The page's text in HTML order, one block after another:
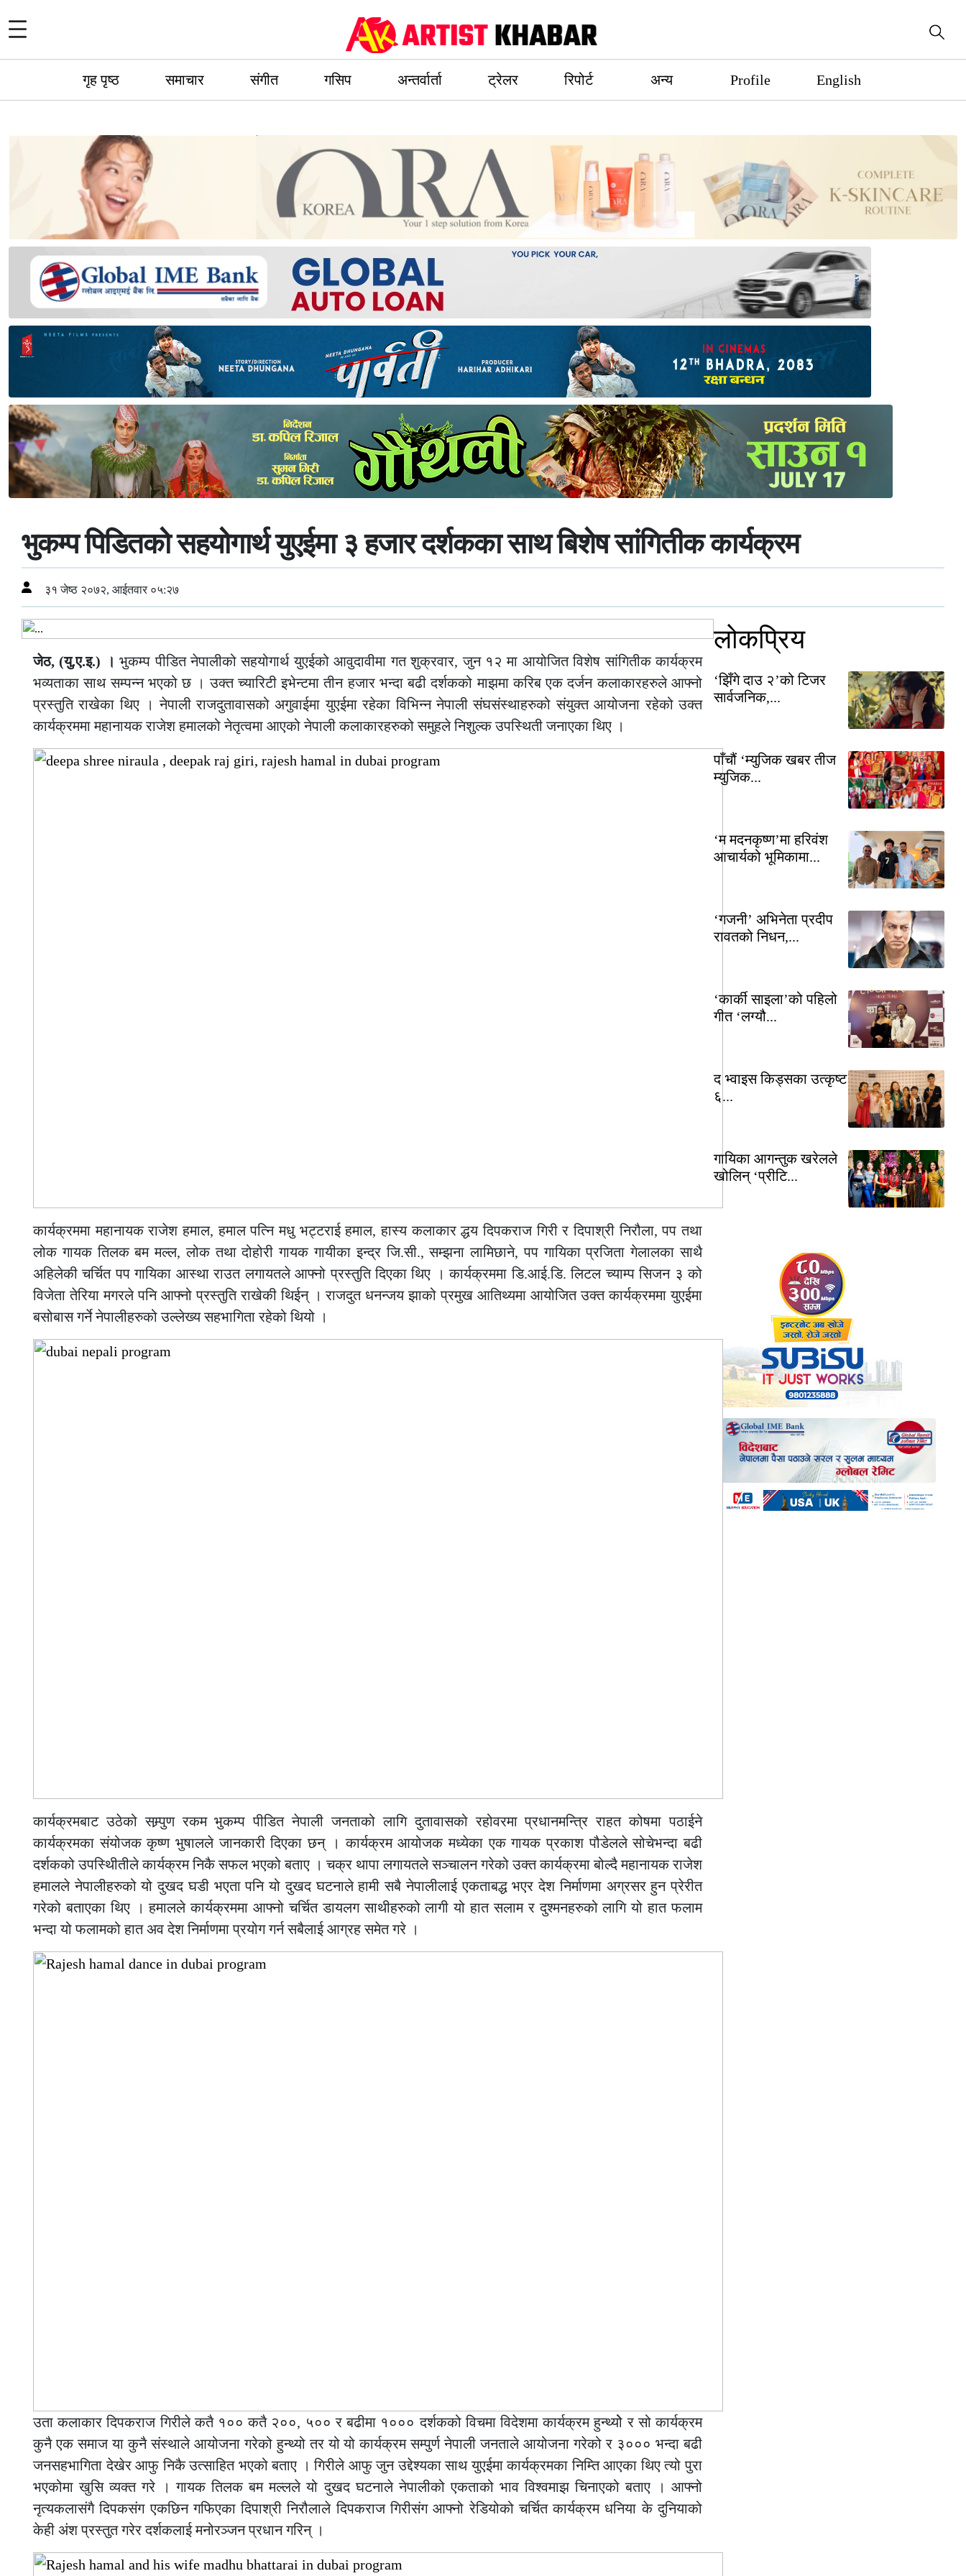
गृह पृष्ठ समाचार संगीत गसिप अन्तर्वार्ता ट्रेलर रिपोर्ट अन्य Profile English
भुकम्प पिडितको सहयोगार्थ युएईमा ३ हजार दर्शकका साथ बिशेष सांगितीक कार्यक्रम
३१ जेष्ठ २०७२, आईतवार ०५:२७
जेठ, (यु.ए.इ.) ।भुकम्प पीडित नेपालीको सहयोगार्थ युएईको आवुदावीमा गत शुक्रवार, जुन १२ मा आयोजित विशेष सांगितीक कार्यक्रम
भव्यताका साथ सम्पन्न भएको छ । उक्त च्यारिटी इभेन्टमा तीन हजार भन्दा बढी दर्शकको माझमा करिब एक दर्जन कलाकारहरुले आफ्नो
प्रस्तुति राखेका थिए । नेपाली राजदुतावासको अगुवाईमा युएईमा रहेका विभिन्न नेपाली संघसंस्थाहरुको संयुक्त आयोजना रहेको उक्त
कार्यक्रममा महानायक राजेश हमालको नेतृत्वमा आएको नेपाली कलाकारहरुको समुहले निशुल्क उपस्थिती जनाएका थिए ।
कार्यक्रममा महानायक राजेश हमाल, हमाल पत्नि मधु भट्टराई हमाल, हास्य कलाकार द्धय दिपकराज गिरी र दिपाश्री निरौला, पप तथा
लोक गायक तिलक बम मल्ल, लोक तथा दोहोरी गायक गायीका इन्द्र जि.सी., सम्झना लामिछाने, पप गायिका प्रजिता गेलालका साथै
अहिलेकी चर्चित पप गायिका आस्था राउत लगायतले आफ्नो प्रस्तुति दिएका थिए । कार्यक्रममा डि.आई.डि. लिटल च्याम्प सिजन ३ को
विजेता तेरिया मगरले पनि आफ्नो प्रस्तुति राखेकी थिईन् । राजदुत धनन्जय झाको प्रमुख आतिथ्यमा आयोजित उक्त कार्यक्रममा युएईमा
बसोबास गर्ने नेपालीहरुको उल्लेख्य सहभागिता रहेको थियो ।
कार्यक्रमबाट उठेको सम्र्पुण रकम भुकम्प पीडित नेपाली जनताको लागि दुतावासको रहोवरमा प्रधानमन्त्रि राहत कोषमा पठाईने
कार्यक्रमका संयोजक कृष्ण भुषालले जानकारी दिएका छन् । कार्यक्रम आयोजक मध्येका एक गायक प्रकाश पौडेलले सोचेभन्दा बढी
दर्शकको उपस्थिीतीले कार्यक्रम निकै सफल भएको बताए । चक्र थापा लगायतले सञ्चालन गरेको उक्त कार्यक्रमा बोल्दै महानायक राजेश
हमालले नेपालीहरुको यो दुखद घडी भएता पनि यो दुखद घटनाले हामी सबै नेपालीलाई एकताबद्ध भएर देश निर्माणमा अग्रसर हुन प्रेरीत
गरेको बताएका थिए । हमालले कार्यक्रममा आफ्नो चर्चित डायलग साथीहरुको लागी यो हात सलाम र दुश्मनहरुको लागि यो हात फलाम
भन्दा यो फलामको हात अव देश निर्माणमा प्रयोग गर्न सबैलाई आग्रह समेत गरे ।
उता कलाकार दिपकराज गिरीले कतै १०० कतै २००, ५०० र बढीमा १००० दर्शकको विचमा विदेशमा कार्यक्रम हुन्थ्योे र सो कार्यक्रम
कुनै एक समाज या कुनै संस्थाले आयोजना गरेको हुन्थ्यो तर यो यो कार्यक्रम सम्पुर्ण नेपाली जनताले आयोजना गरेको र ३००० भन्दा बढी
जनसहभागिता देखेर आफु निकै उत्साहित भएको बताए । गिरीले आफु जुन उद्देश्यका साथ युएईमा कार्यक्रमका निम्ति आएका थिए त्यो पुरा
भएकोमा खुसि व्यक्त गरे । गायक तिलक बम मल्लले यो दुखद घटनाले नेपालीको एकताको भाव विश्वमाझ चिनाएको बताए । आफ्नो
नृत्यकलासंगै दिपकसंग एकछिन गफिएका दिपाश्री निरौलाले दिपकराज गिरीसंग आफ्नो रेडियोको चर्चित कार्यक्रम धनिया के दुनियाको
केही अंश प्रस्तुत गरेर दर्शकलाई मनोरञ्जन प्रधान गरिन् ।
लोकप्रिय
‘झिँगे दाउ २’को टिजर
सार्वजनिक,...
पाँचौं ‘म्युजिक खबर तीज
म्युजिक...
‘म मदनकृष्ण’मा हरिवंश
आचार्यको भूमिकामा...
‘गजनी’ अभिनेता प्रदीप
रावतको निधन,...
‘कार्की साइला’को पहिलो
गीत ‘लग्यौ...
द भ्वाइस किड्सका उत्कृष्ट
६...
गायिका आगन्तुक खरेलले
खोलिन् ‘प्रीटि...